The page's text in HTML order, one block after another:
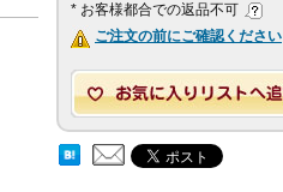
* お客様都合での返品不可
ご注文の前にご確認ください